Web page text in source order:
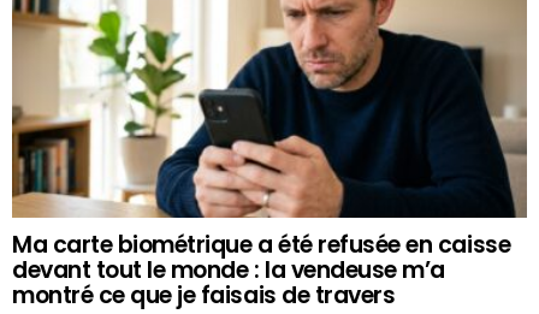
Ma carte biométrique a été refusée en caisse
devant tout le monde : la vendeuse m’a
montré ce que je faisais de travers